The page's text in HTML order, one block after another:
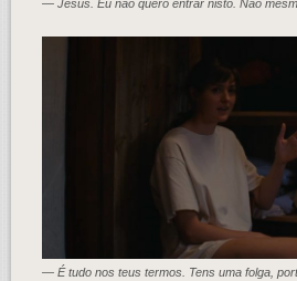
— Jesus. Eu não quero entrar nisto. Não
— É tudo nos teus termos. Tens uma folga,